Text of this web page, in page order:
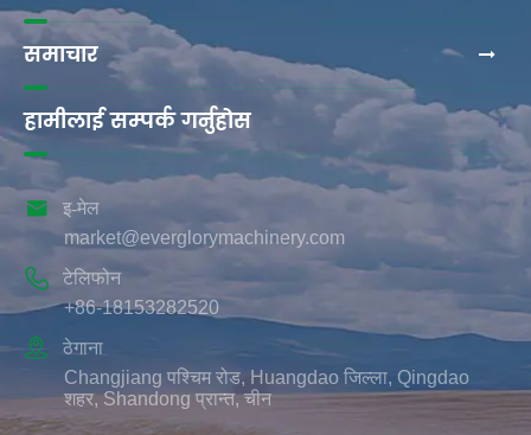
समाचार
हामीलाई सम्पर्क गर्नुहोस

इ-मेल
market@everglorymachinery.com

टेलिफोन
+86-18153282520

ठेगाना
Changjiang पश्चिम रोड, Huangdao जिल्ला, Qingdao
शहर, Shandong प्रान्त, चीन